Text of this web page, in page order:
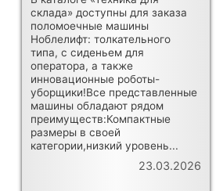
склада» доступны для заказа
поломоечные машины
Ноблелифт: толкательного
типа, с сиденьем для
оператора, а также
инновационные роботы-
уборщики!Все представленные
машины обладают рядом
преимуществ:Компактные
размеры в своей
категории,низкий уровень...
23.03.2026